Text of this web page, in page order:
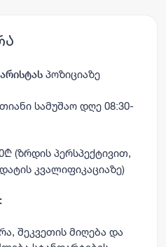
პოზიციაზე
სამუშაო დღე 08:30-
(ზრდის პერსპექტივით,
კვალიფიკაციაზე)
შეკვეთის მიღება და